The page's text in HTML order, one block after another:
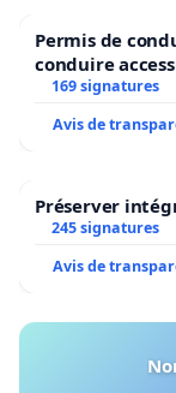
Permis de
conduire
Bruxelles
169 signatures
Avis de
Préserver
245 signatures
Avis de